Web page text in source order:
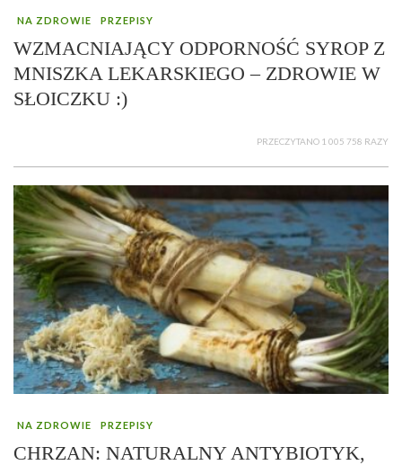
NA ZDROWIE PRZEPISY
WZMACNIAJĄCY ODPORNOŚĆ SYROP Z
MNISZKA LEKARSKIEGO – ZDROWIE W
SŁOICZKU :)
PRZECZYTANO 1 005 758 RAZY
NA ZDROWIE PRZEPISY
CHRZAN: NATURALNY ANTYBIOTYK,